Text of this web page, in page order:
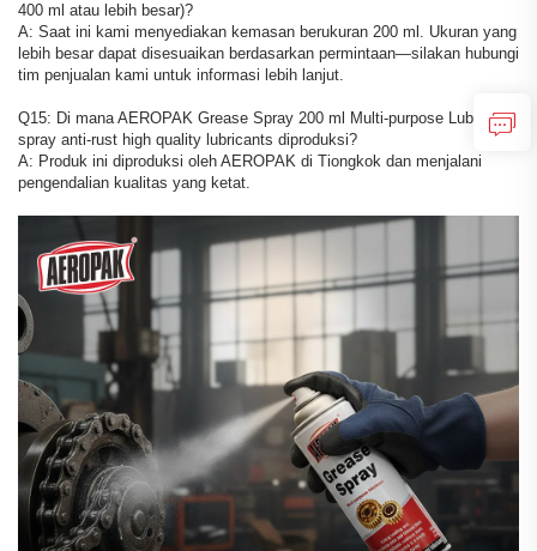
400 ml atau lebih besar)?
A: Saat ini kami menyediakan kemasan berukuran 200 ml. Ukuran yang
lebih besar dapat disesuaikan berdasarkan permintaan—silakan hubungi
tim penjualan kami untuk informasi lebih lanjut.
Q15: Di mana AEROPAK Grease Spray 200 ml Multi-purpose Lubricant
spray anti-rust high quality lubricants diproduksi?
A: Produk ini diproduksi oleh AEROPAK di Tiongkok dan menjalani
pengendalian kualitas yang ketat.